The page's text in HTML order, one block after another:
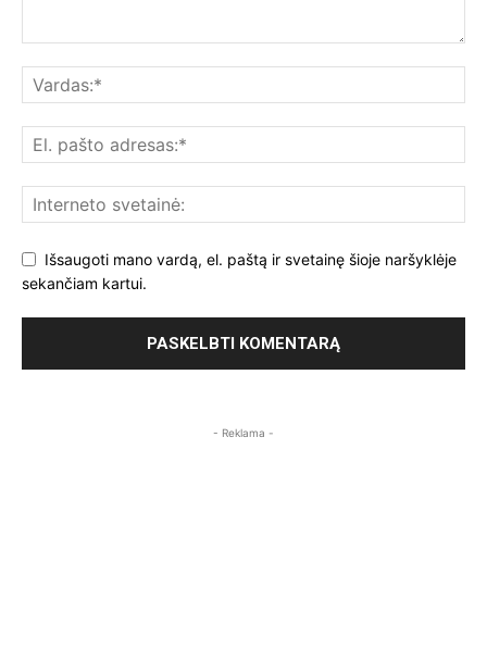
Išsaugoti mano vardą, el. paštą ir svetainę šioje naršyklėje
sekančiam kartui.
- Reklama -